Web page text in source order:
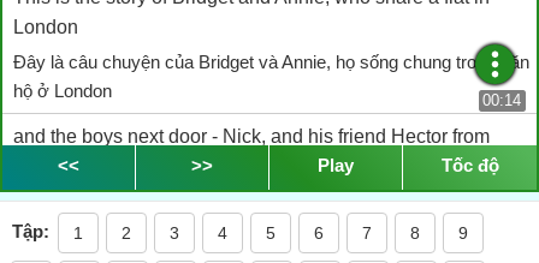
London
Đây là câu chuyện của Bridget và Annie, họ sống chung trong căn
hộ ở London
00:14
and the boys next door - Nick, and his friend Hector from
Argentina.
Và các chàng trai ở phòng bên Nick, và anh bạn Hector đến từ
Argentina.
<< >> Play Tốc độ
Tập: 1 2 3 4 5 6 7 8 9